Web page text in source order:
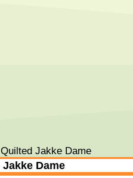
Jakke Dame
Dame